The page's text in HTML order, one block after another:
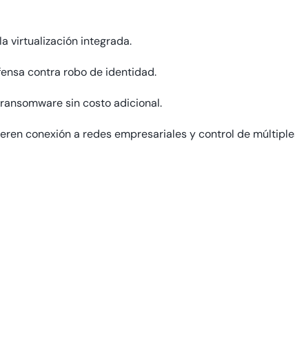
virtualización integrada.
contra robo de identidad.
sin costo adicional.
conexión a redes empresariales y control de